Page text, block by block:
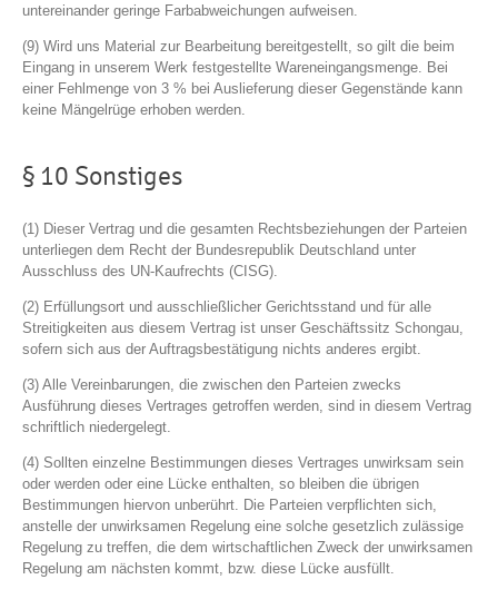
untereinander geringe Farbabweichungen aufweisen.
(9) Wird uns Material zur Bearbeitung bereitgestellt, so gilt die beim
Eingang in unserem Werk festgestellte Wareneingangsmenge. Bei
einer Fehlmenge von 3 % bei Auslieferung dieser Gegenstände kann
keine Mängelrüge erhoben werden.
§ 10 Sonstiges
(1) Dieser Vertrag und die gesamten Rechtsbeziehungen der Parteien
unterliegen dem Recht der Bundesrepublik Deutschland unter
Ausschluss des UN-Kaufrechts (CISG).
(2) Erfüllungsort und ausschließlicher Gerichtsstand und für alle
Streitigkeiten aus diesem Vertrag ist unser Geschäftssitz Schongau,
sofern sich aus der Auftragsbestätigung nichts anderes ergibt.
(3) Alle Vereinbarungen, die zwischen den Parteien zwecks
Ausführung dieses Vertrages getroffen werden, sind in diesem Vertrag
schriftlich niedergelegt.
(4) Sollten einzelne Bestimmungen dieses Vertrages unwirksam sein
oder werden oder eine Lücke enthalten, so bleiben die übrigen
Bestimmungen hiervon unberührt. Die Parteien verpflichten sich,
anstelle der unwirksamen Regelung eine solche gesetzlich zulässige
Regelung zu treffen, die dem wirtschaftlichen Zweck der unwirksamen
Regelung am nächsten kommt, bzw. diese Lücke ausfüllt.